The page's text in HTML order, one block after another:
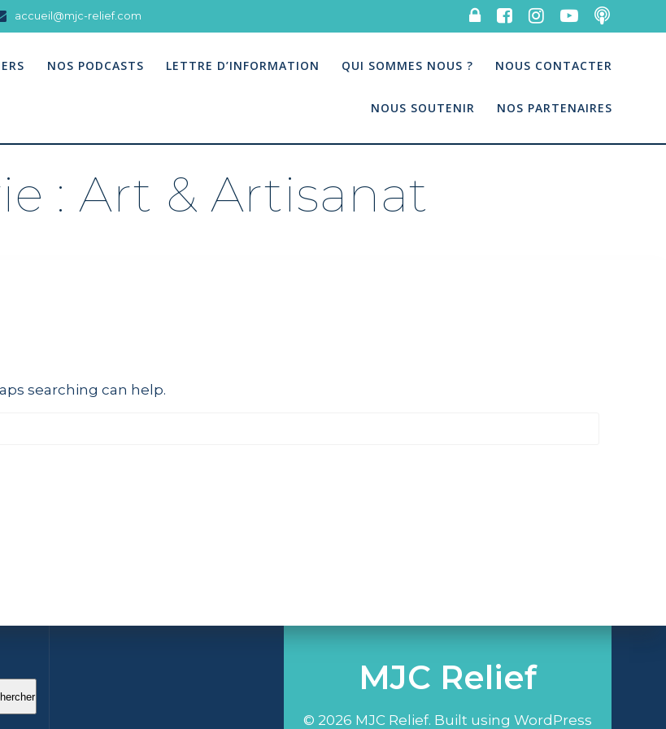
accueil@mjc-relief.com
NOS PODCASTS LETTRE D’INFORMATION QUI SOMMES NOUS ? NOUS CONTACTER
NOUS SOUTENIR NOS PARTENAIRES
:Art & Artisanat
searching can help.
MJC Relief
© 2026 MJC Relief. Built using WordPress